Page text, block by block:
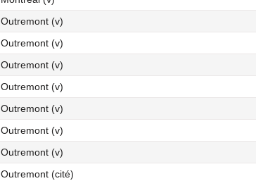
Outremont (v)
Outremont (v)
Outremont (v)
Outremont (v)
Outremont (v)
Outremont (v)
Outremont (v)
Outremont (cité)